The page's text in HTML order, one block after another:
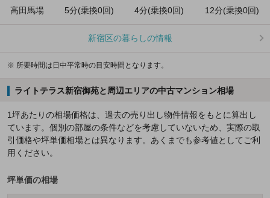
高田馬場 5分(乗換0回) 4分(乗換0回) 12分(乗換0回)
新宿区の暮らしの情報
※ 所要時間は日中平常時の目安時間となります。
ライトテラス新宿御苑と周辺エリアの中古マンション相場
1坪あたりの相場価格は、過去の売り出し物件情報をもとに算出し
ています。個別の部屋の条件などを考慮していないため、実際の取
引価格や坪単価相場とは異なります。あくまでも参考値としてご利
用ください。
坪単価の相場